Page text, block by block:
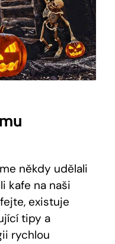
někdy udělali
kafe na naši
existuje
tipy a
rychlou